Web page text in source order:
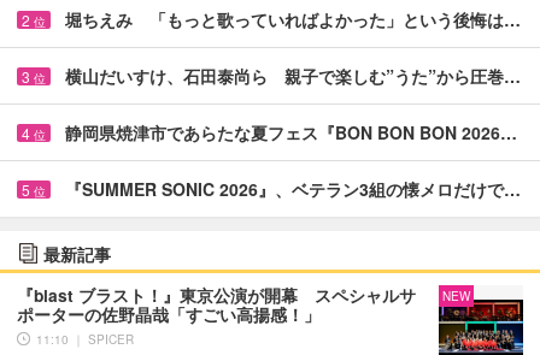
2 位 堀ちえみ 「もっと歌っていればよかった」という後悔は…
3 位 横山だいすけ、石田泰尚ら 親子で楽しむ”うた”から圧巻…
4 位 静岡県焼津市であらたな夏フェス『BON BON BON 2026…
5 位 『SUMMER SONIC 2026』、ベテラン3組の懐メロだけで…
最新記事
『blast ブラスト！』東京公演が開幕 スペシャルサ
ポーターの佐野晶哉「すごい高揚感！」
11:10 ｜ SPICER
NEW